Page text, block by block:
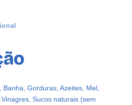
Banha, Gorduras, Azeites, Mel,
Sucos naturais (sem